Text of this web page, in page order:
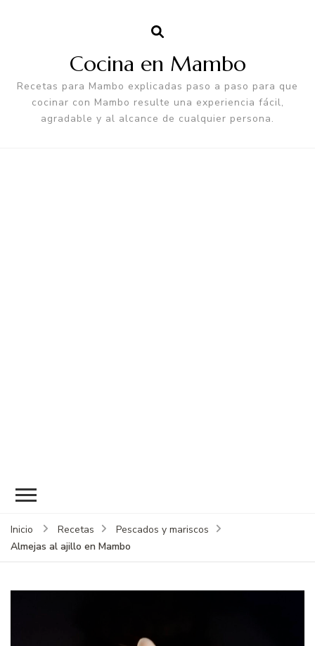
Cocina en Mambo
Recetas para Mambo explicadas paso a paso para que
cocinar con Mambo resulte una experiencia fácil,
agradable y al alcance de cualquier persona.
Inicio Recetas
Pescados y mariscos
Almejas al ajillo en Mambo